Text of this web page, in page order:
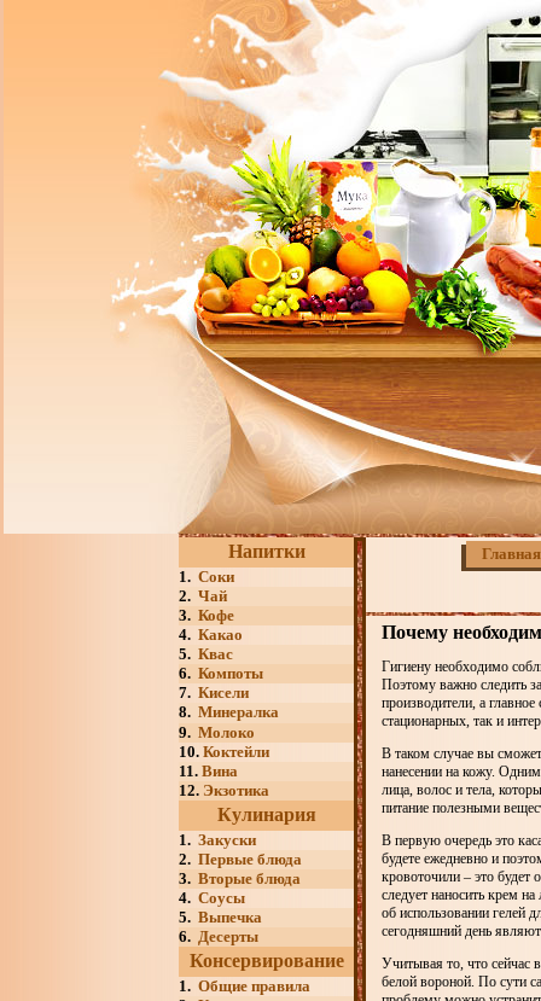
Напитки
1. Соки
2. Чай
3. Кофе
4. Какао
5. Квас
6. Компоты
7. Кисели
8. Минералка
9. Молоко
10. Коктейли
11. Вина
12. Экзотика
Кулинария
1. Закуски
2. Первые блюда
3. Вторые блюда
4. Соусы
5. Выпечка
6. Десерты
Консервирование
1. Общие правила
Главная
Почему
Гигиену необходимо
Поэтому важно следить
производители, а
стационарных, так и
В таком случае вы
нанесении на кожу.
лица, волос и тела,
питание полезными
В первую очередь это
будете ежедневно и
кровоточили – это будет
следует наносить крем
об использовании гелей
сегодняшний день
Учитывая то, что сейчас
белой вороной. По сути